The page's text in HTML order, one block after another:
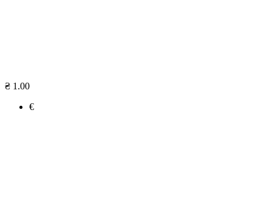
₴ 1.00
€